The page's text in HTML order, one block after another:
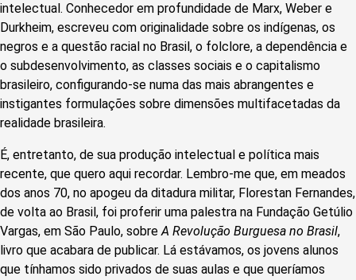
intelectual. Conhecedor em profundidade de Marx, Weber e
Durkheim, escreveu com originalidade sobre os indígenas, os
negros e a questão racial no Brasil, o folclore, a dependência e
o subdesenvolvimento, as classes sociais e o capitalismo
brasileiro, configurando-se numa das mais abrangentes e
instigantes formulações sobre dimensões multifacetadas da
realidade brasileira.
É, entretanto, de sua produção intelectual e política mais
recente, que quero aqui recordar. Lembro-me que, em meados
dos anos 70, no apogeu da ditadura militar, Florestan Fernandes,
de volta ao Brasil, foi proferir uma palestra na Fundação Getúlio
Vargas, em São Paulo, sobreA Revolução Burguesa no Brasil,
livro que acabara de publicar. Lá estávamos, os jovens alunos
que tínhamos sido privados de suas aulas e que queríamos